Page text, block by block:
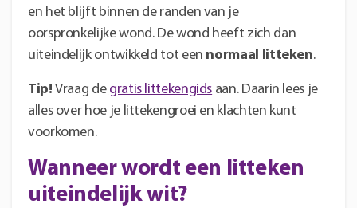
en het blijft binnen de randen van je
oorspronkelijke wond. De wond heeft zich dan
uiteindelijk ontwikkeld tot een normaal litteken.
Tip!Vraag de gratis littekengids aan. Daarin lees je
alles over hoe je littekengroei en klachten kunt
voorkomen.
Wanneer wordt een litteken
uiteindelijk wit?